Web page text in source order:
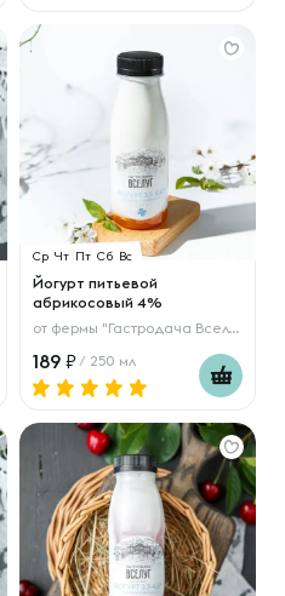
Ср Чт Пт Сб Вс
Йогурт питьевой
абрикосовый 4%
от фермы "Гастродача Вселуг"
189 / 250 мл